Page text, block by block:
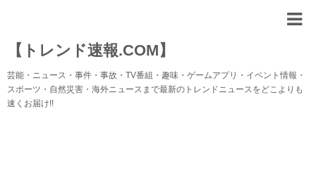
【トレンド速報.COM】
芸能・ニュース・事件・事故・TV番組・趣味・ゲームアプリ・イベント情報・
スポーツ・自然災害・海外ニュースまで最新のトレンドニュースをどこよりも
速くお届け!!